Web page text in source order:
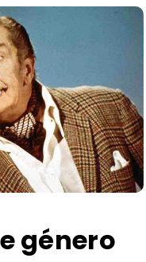
género